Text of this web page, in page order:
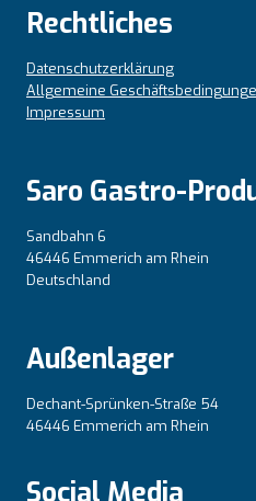
Rechtliches
Datenschutzerklärung
Allgemeine
Impressum
Saro Gastro-
Sandbahn 6
46446 Emmerich am Rhein
Deutschland
Außenlager
Dechant-Sprünken-Straße 54
46446 Emmerich am Rhein
Social Media